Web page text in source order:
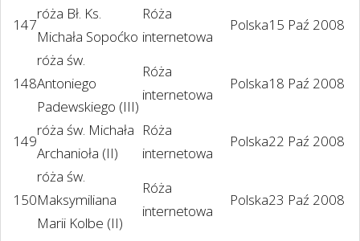
147
róża Bł. Ks.
Michała Sopoćko
Róża
internetowa
Polska15 Paź 2008
148
róża św.
Antoniego
Padewskiego (III)
Róża
internetowa
Polska18 Paź 2008
149
róża św. Michała
Archanioła (II)
Róża
internetowa
Polska22 Paź 2008
150
róża św.
Maksymiliana
Marii Kolbe (II)
Róża
internetowa
Polska23 Paź 2008